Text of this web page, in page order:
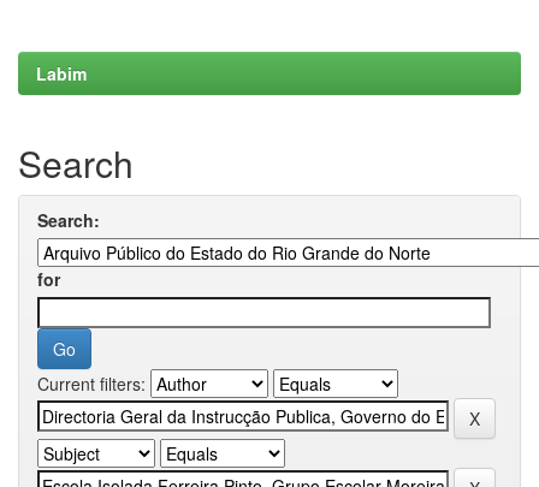
Labim
Search
Search:
for
Current filters: